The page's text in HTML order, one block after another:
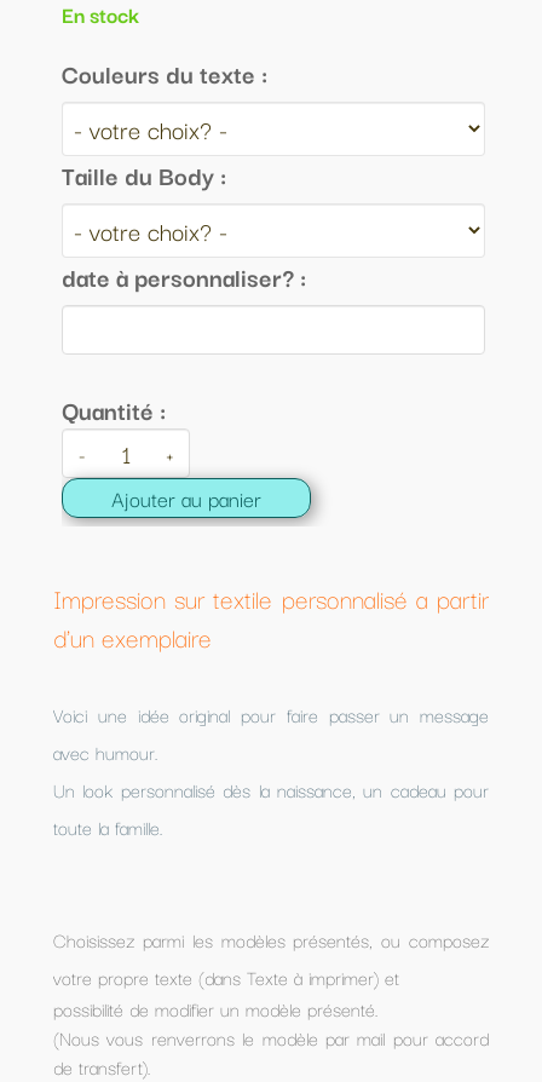
En stock
Couleurs du texte :
Taille du Body :
date à personnaliser? :
Quantité :
- +
Ajouter au panier
Impression sur textile personnalisé a partir
d'un exemplaire
Voici une idée original pour faire passer un message
avec humour.
Un look personnalisé dès la naissance, un cadeau pour
toute la famille.
Choisissez parmi les modèles présentés, ou composez
votre propre texte (dans Texte à imprimer) et
possibilité de modifier un modèle présenté.
(Nous vous renverrons le modèle par mail pour accord
de transfert).